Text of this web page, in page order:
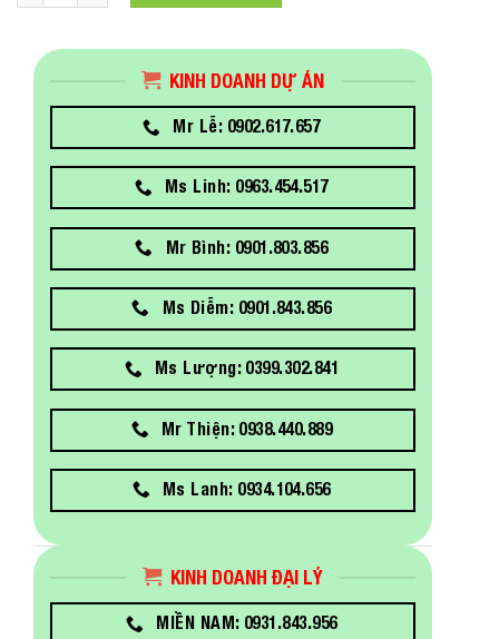
KINH DOANH DỰ ÁN
Mr Lễ: 0902.617.657
Ms Linh: 0963.454.517
Mr Bình: 0901.803.856
Ms Diễm: 0901.843.856
Ms Lượng: 0399.302.841
Mr Thiện: 0938.440.889
Ms Lanh: 0934.104.656
KINH DOANH ĐẠI LÝ
MIỀN NAM: 0931.843.956